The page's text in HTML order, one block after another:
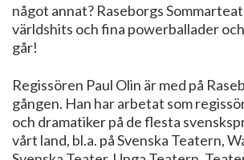
något annat? Raseborgs
världshits och fina powerballader
går!
Regissören Paul Olin är med på
gången. Han har arbetat som
och dramatiker på de flesta
vårt land, bl.a. på Svenska Teatern,